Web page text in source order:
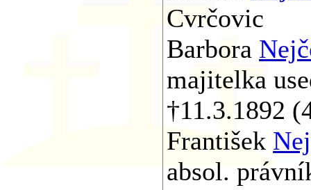
Cvrčovic
Barbora
majitelka
†11.3.1892
František
absol.